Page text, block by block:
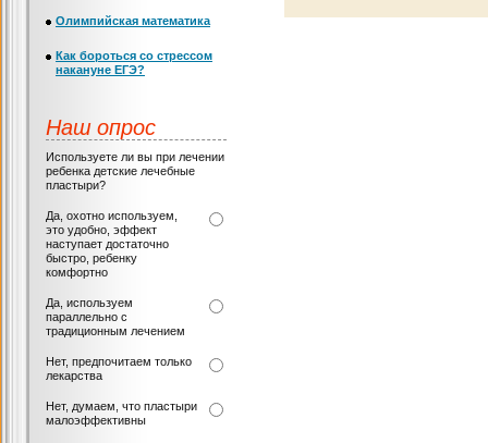
Олимпийская математика
Как бороться со стрессом
накануне ЕГЭ?
Наш опрос
Используете ли вы при лечении
ребенка детские лечебные
пластыри?
Да, охотно используем,
это удобно, эффект
наступает достаточно
быстро, ребенку
комфортно
Да, используем
параллельно с
традиционным лечением
Нет, предпочитаем только
лекарства
Нет, думаем, что пластыри
малоэффективны